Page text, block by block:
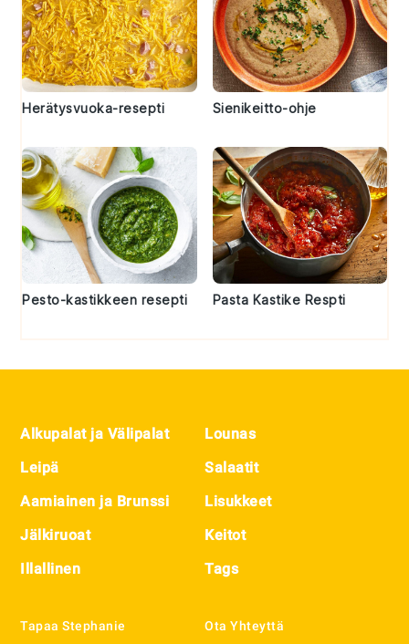
Herätysvuoka-resepti Sienikeitto-ohje
Pesto-kastikkeen resepti Pasta Kastike Respti
Alkupalat ja Välipalat
Leipä
Aamiainen ja Brunssi
Jälkiruoat
Illallinen
Lounas
Salaatit
Lisukkeet
Keitot
Tags
Tapaa Stephanie Ota Yhteyttä